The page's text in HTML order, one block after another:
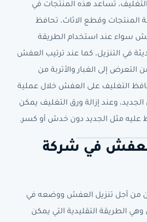
تساعد هذه المنتجات في
المنتجات وقطع الاثاث، تحافظ
سواء عند استخدام الطريقة
في التنزيل، كما عند ترتيب العفش
إلى الغبار والأتربة من
التغليف على العفش خلال عملية
وعند إزالة ورق التغليف يمكن
عليه مثل الجديد دون خدش أو كسر.
في شركة
من أجل تنزيل العفش ووضعه في
وهي الطريقة التقليدية التي يمكن